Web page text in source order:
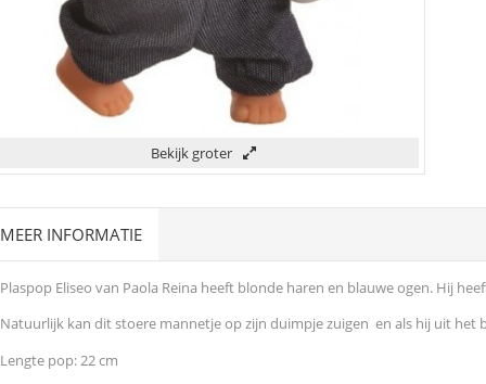
Bekijk groter
MEER INFORMATIE
Plaspop Eliseo van Paola Reina heeft blonde haren en blauwe ogen. Hij
Natuurlijk kan dit stoere mannetje op zijn duimpje zuigen en als hij uit het
Lengte pop: 22 cm